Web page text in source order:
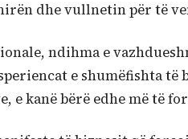
dhe vullnetin për të
ndihma e
e shumëfishta
e kanë bërë edhe më të